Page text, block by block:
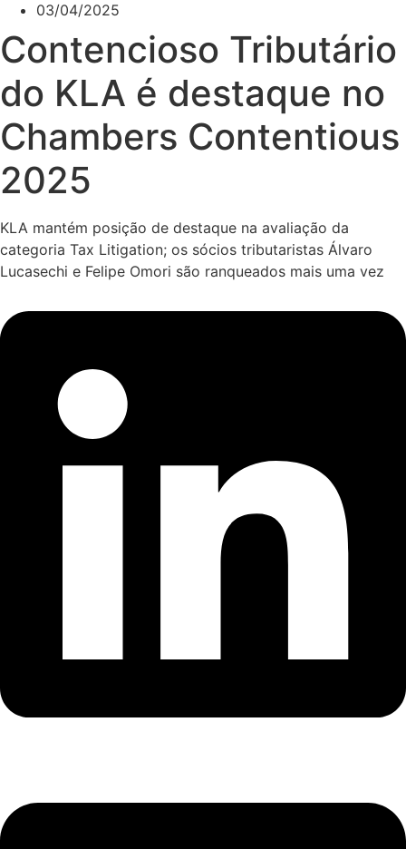
03/04/2025
Contencioso Tributário
do KLA é destaque no
Chambers Contentious
2025
KLA mantém posição de destaque na avaliação da
categoria Tax Litigation; os sócios tributaristas Álvaro
Lucasechi e Felipe Omori são ranqueados mais uma vez